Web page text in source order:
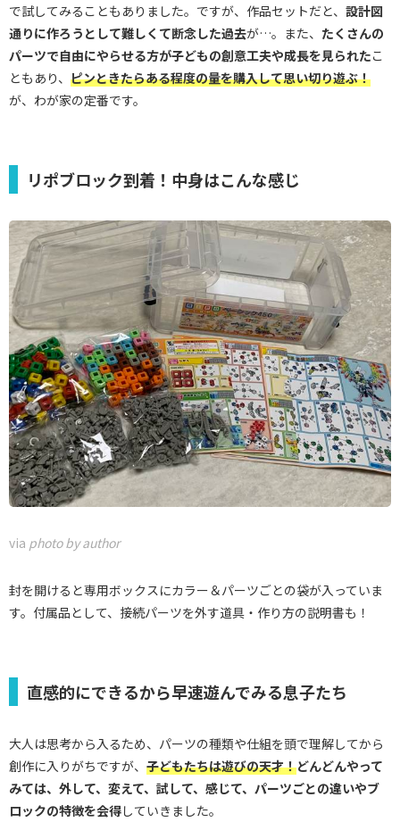
で試してみることもありました。ですが、作品セットだと、 設計図
通りに作ろうとして難しくて断念した過去が…。また、 たくさんの
パーツで自由にやらせる方が子どもの創意工夫や成長を見られたこ
ともあり、 ピンときたらある程度の量を購入して思い切り遊ぶ！
が、わが家の定番です。
リポブロック到着！中身はこんな感じ
via photo by author
封を開けると専用ボックスにカラー＆パーツごとの袋が入っていま
す。付属品として、接続パーツを外す道具・作り方の説明書も！
直感的にできるから早速遊んでみる息子たち
大人は思考から入るため、パーツの種類や仕組を頭で理解してから
創作に入りがちですが、 子どもたちは遊びの天才！どんどんやって
みては、外して、変えて、試して、感じて、パーツごとの違いやブ
ロックの特徴を会得していきました。